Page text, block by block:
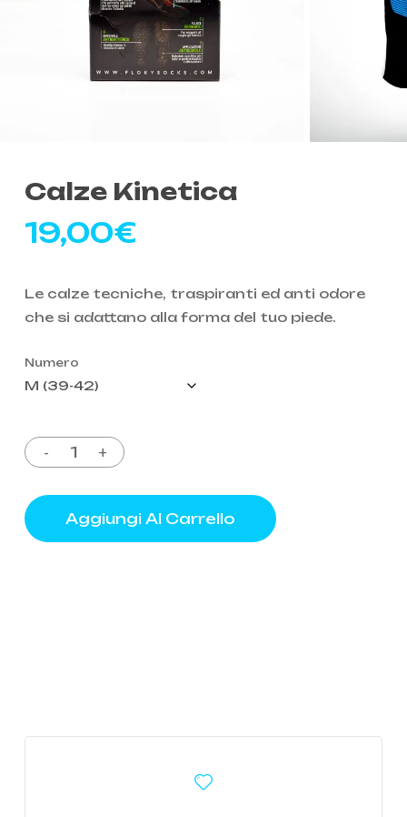
Calze Kinetica
19,00€
Le calze tecniche, traspiranti ed anti odore
che si adattano alla forma del tuo piede.
Numero
Aggiungi Al Carrello